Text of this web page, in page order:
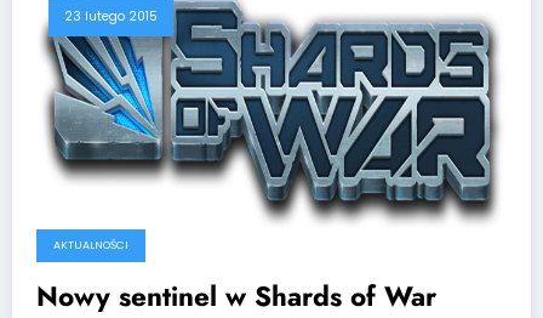
23 lutego 2015
AKTUALNOŚCI
Nowy sentinel w Shards of War